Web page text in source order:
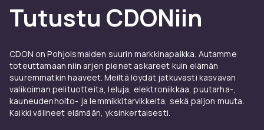
Tutustu CDONiin
CDON on Pohjoismaiden suurin markkinapaikka. Autamme
toteuttamaan niin arjen pienet askareet kuin elämän
suuremmatkin haaveet. Meiltä löydät jatkuvasti kasvavan
valikoiman pelituotteita, leluja, elektroniikkaa, puutarha-,
kauneudenhoito- ja lemmikkitarvikkeita, sekä paljon muuta.
Kaikki välineet elämään, yksinkertaisesti.